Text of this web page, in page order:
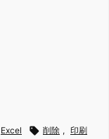
Excel  削除 , 印刷